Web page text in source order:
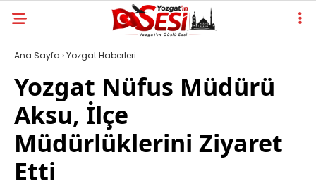
Ana Sayfa ›Yozgat Haberleri
Yozgat Nüfus Müdürü
Aksu, İlçe
Müdürlüklerini Ziyaret
Etti